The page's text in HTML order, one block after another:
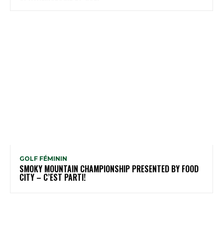
GOLF FÉMININ
SMOKY MOUNTAIN CHAMPIONSHIP PRESENTED BY FOOD
CITY – C’EST PARTI!